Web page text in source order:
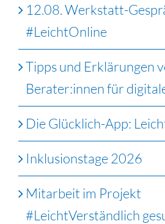
12.08. Werkstatt-
#LeichtOnline
Tipps und Erklärungen
Berater:innen für
Die Glücklich-App:
Inklusionstage 2026
Mitarbeit im Projekt
#LeichtVerständlich